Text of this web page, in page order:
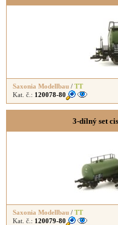
Saxonia Modellbau / TT
Kat. č.: 120078-80
3-dílný set
Saxonia Modellbau / TT
Kat. č.: 120079-80